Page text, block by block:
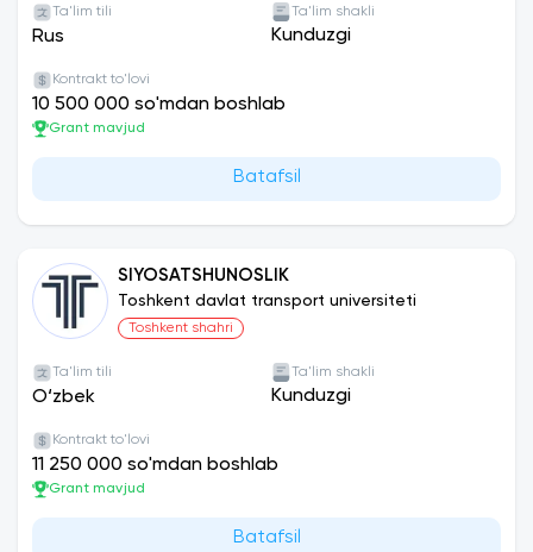
Ta'lim tili
Rus
Ta'lim shakli
Kunduzgi
Kontrakt to'lovi
10 500 000 so'mdan boshlab
Grant mavjud
Batafsil
SIYOSATSHUNOSLIK
Toshkent davlat transport universiteti
Toshkent shahri
Ta'lim tili
O‘zbek
Ta'lim shakli
Kunduzgi
Kontrakt to'lovi
11 250 000 so'mdan boshlab
Grant mavjud
Batafsil